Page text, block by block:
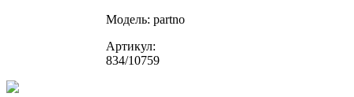
Модель: partno
Артикул:
834/10759